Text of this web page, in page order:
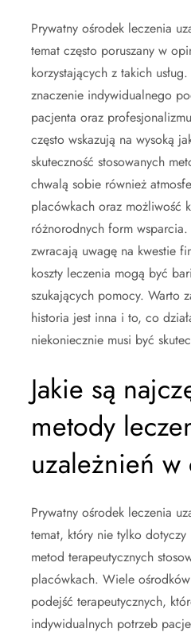
Prywatny ośrodek leczenia
temat często poruszany w
korzystających z takich
znaczenie indywidualnego
pacjenta oraz
często wskazują na wysoką
skuteczność stosowanych
chwalą sobie również
placówkach oraz możliwość
różnorodnych form
zwracają uwagę na kwestie
koszty leczenia mogą być
szukających pomocy. Warto
historia jest inna i to, co
niekoniecznie musi być
Jakie są
metody
uzależnień w
Prywatny ośrodek leczenia
temat, który nie tylko
metod terapeutycznych
placówkach. Wiele
podejść terapeutycznych,
indywidualnych potrzeb